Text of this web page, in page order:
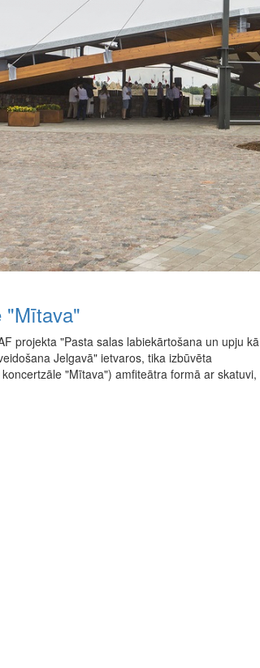
"Mītava"
projekta "Pasta salas labiekārtošana un upju kā
Jelgavā" ietvaros, tika izbūvēta
"Mītava") amfiteātra formā ar skatuvi,